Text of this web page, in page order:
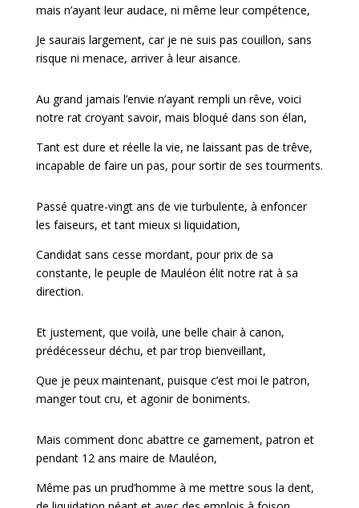
mais n’ayant leur audace, ni même leur compétence,
Je saurais largement, car je ne suis pas couillon, sans
risque ni menace, arriver à leur aisance.
Au grand jamais l’envie n’ayant rempli un rêve, voici
notre rat croyant savoir, mais bloqué dans son élan,
Tant est dure et réelle la vie, ne laissant pas de trêve,
incapable de faire un pas, pour sortir de ses tourments.
Passé quatre-vingt ans de vie turbulente, à enfoncer
les faiseurs, et tant mieux si liquidation,
Candidat sans cesse mordant, pour prix de sa
constante, le peuple de Mauléon élit notre rat à sa
direction.
Et justement, que voilà, une belle chair à canon,
prédécesseur déchu, et par trop bienveillant,
Que je peux maintenant, puisque c’est moi le patron,
manger tout cru, et agonir de boniments.
Mais comment donc abattre ce garnement, patron et
pendant 12 ans maire de Mauléon,
Même pas un prud’homme à me mettre sous la dent,